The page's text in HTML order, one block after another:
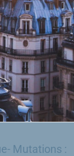
Mutations :